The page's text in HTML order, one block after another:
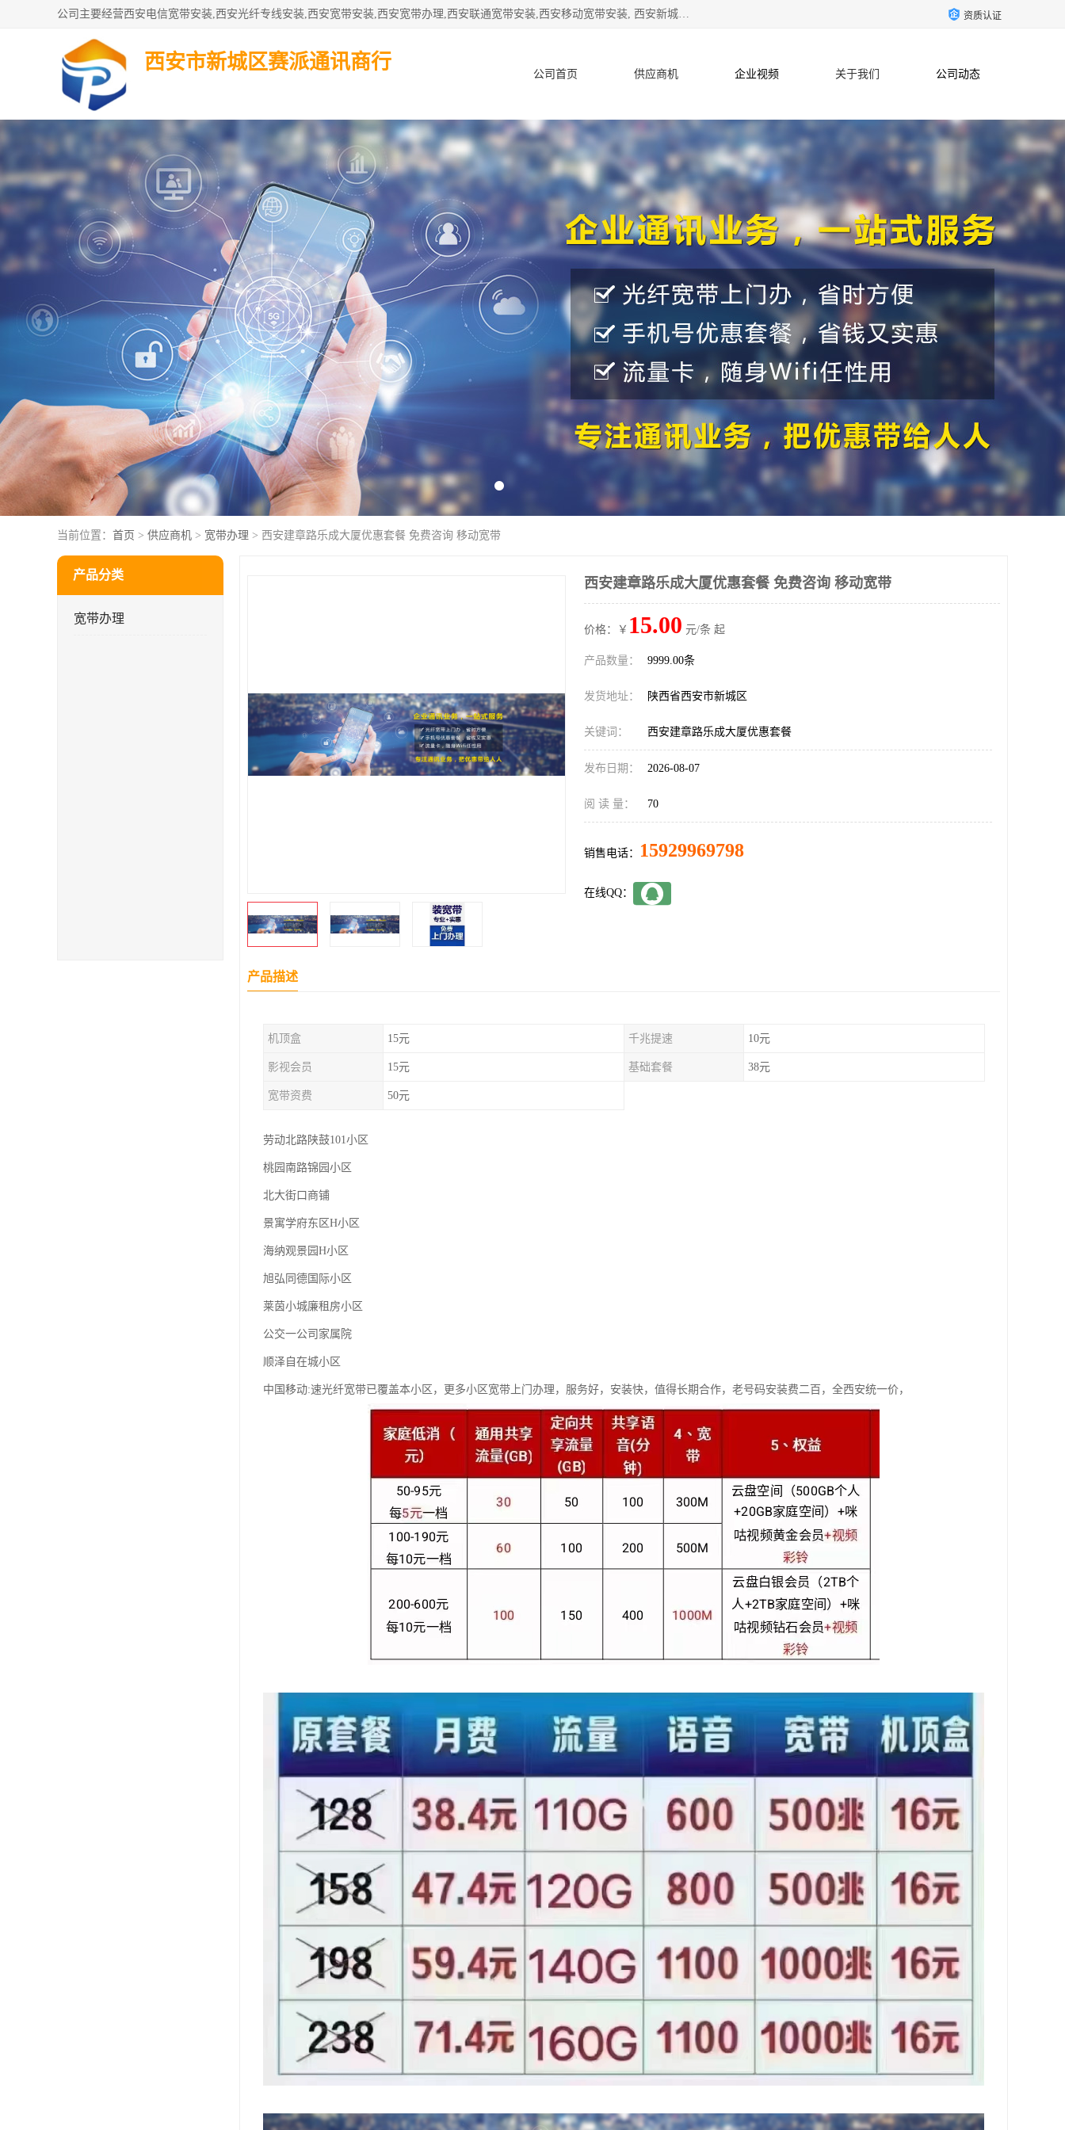
公司主要经营西安电信宽带安装,西安光纤专线安装,西安宽带安装,西安宽带办理,西安联通宽带安装,西安移动宽带安装, 西安新城赛派通讯商行从事西安地区的联通，移动，电信宽带安装，光纤专线安装，宽带办理等业务 资质认证
西安市新城区赛派通讯商行
公司首页 供应商机 企业视频 关于我们 公司动态
产品知识 客户案例 联系方式
当前位置： 首页 > 供应商机 > 宽带办理 > 西安建章路乐成大厦优惠套餐 免费咨询 移动宽带
产品分类
宽带办理
西安建章路乐成大厦优惠套餐 免费咨询 移动宽带
价格：￥ 15.00 元/条 起
产品数量： 9999.00条
发货地址： 陕西省西安市新城区
关键词： 西安建章路乐成大厦优惠套餐
发布日期： 2026-08-07
阅 读 量： 70
销售电话： 15929969798
在线QQ：
产品描述
机顶盒 15元 千兆提速 10元
影视会员 15元 基础套餐 38元
宽带资费 50元
劳动北路陕鼓101小区
桃园南路锦园小区
北大街口商铺
景寓学府东区H小区
海纳观景园H小区
旭弘同德国际小区
莱茵小城廉租房小区
公交一公司家属院
顺泽自在城小区
中国移动:速光纤宽带已覆盖本小区，更多小区宽带上门办理，服务好，安装快，值得长期合作，老号码安装费二百，全西安统一价，